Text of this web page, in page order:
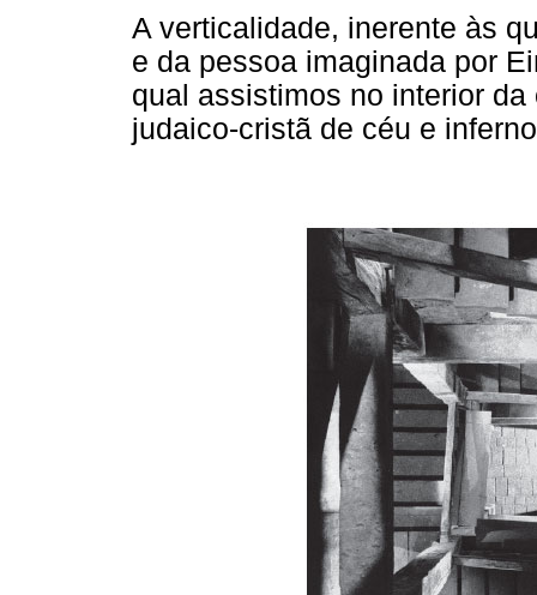
A verticalidade, inerente às
e da pessoa imaginada por
qual assistimos no interior
judaico-cristã de céu e